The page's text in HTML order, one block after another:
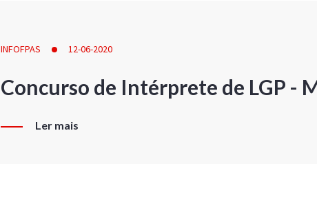
INFOFPAS 12-06-2020
Concurso de Intérprete de LGP -
Ler mais